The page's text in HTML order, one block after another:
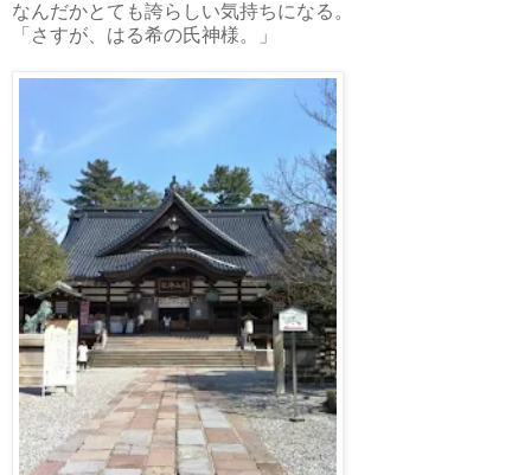
なんだかとても誇らしい気持ちになる。
「さすが、はる希の氏神様。」